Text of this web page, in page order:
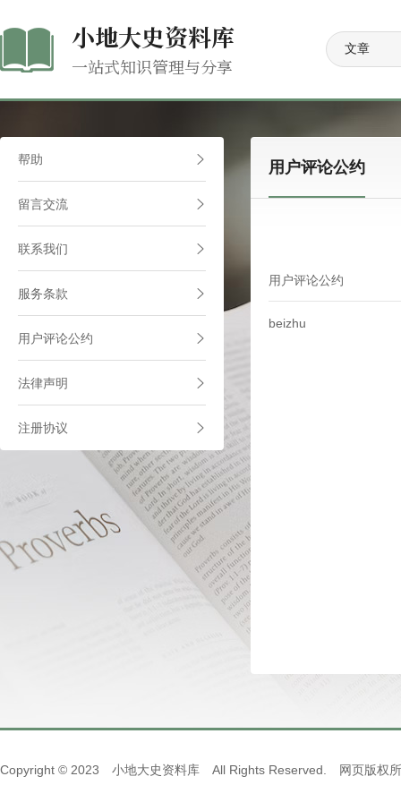
小地大史资料库
一站式知识管理与分享
帮助
留言交流
联系我们
服务条款
用户评论公约
法律声明
注册协议
用户评论公约
用户评论公约
beizhu
Copyright © 2023 小地大史资料库 All Rights Reserved. 网页版